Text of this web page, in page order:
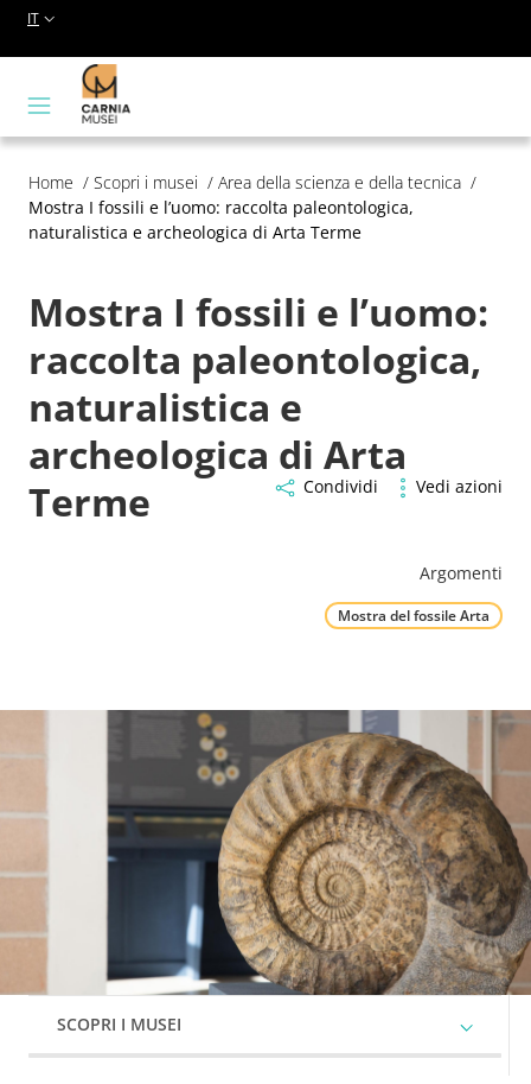
IT
La Rete Museale della
Contenuti del sito
Home / Scopri i musei / Area della scienza e della tecnica /
Mostra I fossili e l’uomo: raccolta paleontologica,
naturalistica e archeologica di Arta Terme
Mostra I fossili e l’uomo:
raccolta paleontologica,
naturalistica e
archeologica di Arta
Terme
Condividi Vedi azioni
Argomenti
Mostra del fossile Arta
SCOPRI I MUSEI ESPANDI